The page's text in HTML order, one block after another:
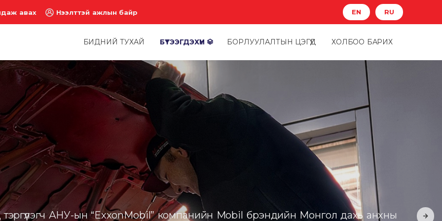
авах Нээлттэй ажлын байр EN RU
БИДНИЙ ТУХАЙ БҮТЭЭГДЭХҮҮН БОРЛУУЛАЛТЫН ЦЭГҮҮД ХОЛБОО БАРИХ